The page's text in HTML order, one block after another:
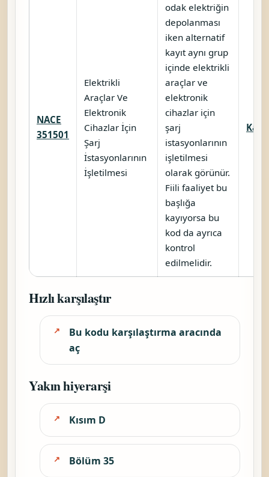
NACE
351501
Elektrikli
Araçlar Ve
Elektronik
Cihazlar İçin
Şarj
İstasyonlarının
İşletilmesi
odak elektriğin
depolanması
iken alternatif
kayıt aynı grup
içinde elektrikli
araçlar ve
elektronik
cihazlar için
şarj
istasyonlarının
işletilmesi
olarak görünür.
Fiili faaliyet bu
başlığa
kayıyorsa bu
kod da ayrıca
kontrol
edilmelidir.
Hızlı karşılaştır
Bu kodu karşılaştırma aracında
aç
Yakın hiyerarşi
Kısım D
Bölüm 35